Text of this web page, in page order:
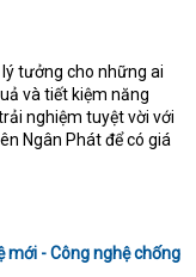
tưởng cho những ai
và tiết kiệm năng
nghiệm tuyệt vời với
Ngân Phát để có giá
mới - Công nghệ chống